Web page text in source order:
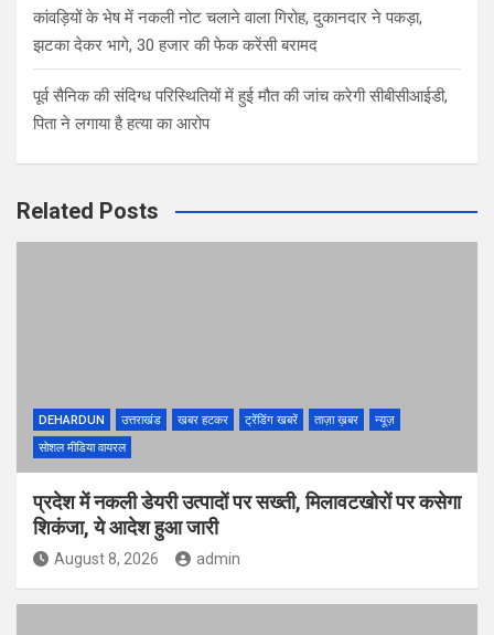
कांवड़ियों के भेष में नकली नोट चलाने वाला गिरोह, दुकानदार ने पकड़ा,
झटका देकर भागे, 30 हजार की फेक करेंसी बरामद
पूर्व सैनिक की संदिग्ध परिस्थितियों में हुई मौत की जांच करेगी सीबीसीआईडी,
पिता ने लगाया है हत्या का आरोप
Related Posts
DEHARDUN उत्तराखंड खबर हटकर ट्रेंडिंग खबरें ताज़ा ख़बर
न्यूज़
सोशल मीडिया वायरल
प्रदेश में नकली डेयरी उत्पादों पर सख्ती, मिलावटखोरों पर कसेगा
शिकंजा, ये आदेश हुआ जारी
August 8, 2026 admin